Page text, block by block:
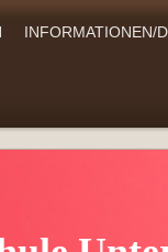
INFORMATIONEN/